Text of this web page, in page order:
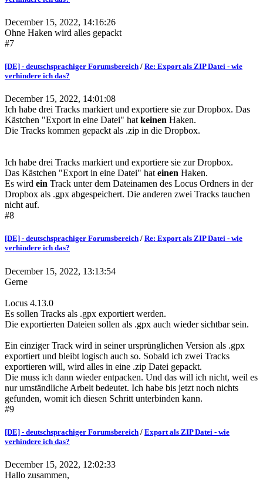
December 15, 2022, 14:16:26
Ohne Haken wird alles gepackt
#7
[DE] - deutschsprachiger Forumsbereich / Re: Export als ZIP Datei - wie
verhindere ich das?
December 15, 2022, 14:01:08
Ich habe drei Tracks markiert und exportiere sie zur Dropbox. Das
Kästchen "Export in eine Datei" hat keinen Haken.
Die Tracks kommen gepackt als .zip in die Dropbox.
Ich habe drei Tracks markiert und exportiere sie zur Dropbox.
Das Kästchen "Export in eine Datei" hat einen Haken.
Es wird ein Track unter dem Dateinamen des Locus Ordners in der
Dropbox als .gpx abgespeichert. Die anderen zwei Tracks tauchen
nicht auf.
#8
[DE] - deutschsprachiger Forumsbereich / Re: Export als ZIP Datei - wie
verhindere ich das?
December 15, 2022, 13:13:54
Gerne
Locus 4.13.0
Es sollen Tracks als .gpx exportiert werden.
Die exportierten Dateien sollen als .gpx auch wieder sichtbar sein.
Ein einziger Track wird in seiner ursprünglichen Version als .gpx
exportiert und bleibt logisch auch so. Sobald ich zwei Tracks
exportieren will, wird alles in eine .zip Datei gepackt.
Die muss ich dann wieder entpacken. Und das will ich nicht, weil es
nur umständliche Arbeit bedeutet. Ich habe bis jetzt noch nichts
gefunden, womit ich diesen Schritt unterbinden kann.
#9
[DE] - deutschsprachiger Forumsbereich / Export als ZIP Datei - wie
verhindere ich das?
December 15, 2022, 12:02:33
Hallo zusammen,